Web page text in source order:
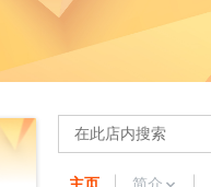
主页 简介